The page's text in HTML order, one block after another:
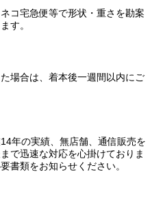
コ宅急便等で形状・重さを勘案
す。
場合は、着本後一週間以内にご
年の実績、無店舗、通信販売を
で迅速な対応を心掛けておりま
書類をお知らせください。